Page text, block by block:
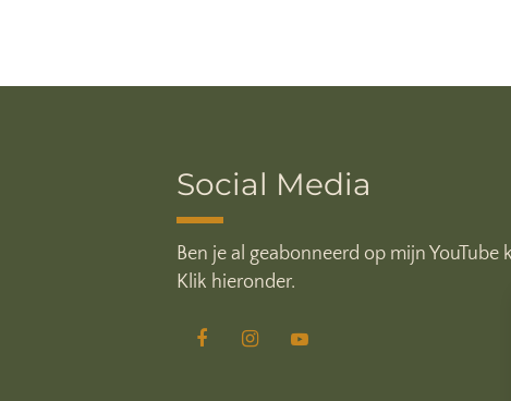
Social Media
Ben je al geabonneerd op mijn YouTube
Klik hieronder.